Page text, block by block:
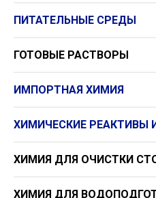
ПИТАТЕЛЬНЫЕ СРЕДЫ
ГОТОВЫЕ РАСТВОРЫ
ИМПОРТНАЯ ХИМИЯ
ХИМИЧЕСКИЕ РЕАКТИВЫ
ХИМИЯ ДЛЯ ОЧИСТКИ
ХИМИЯ ДЛЯ